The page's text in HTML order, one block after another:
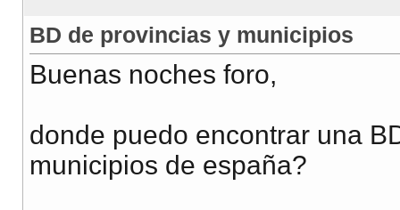
BD de provincias y municipios
Buenas noches foro,
donde puedo encontrar una
municipios de españa?